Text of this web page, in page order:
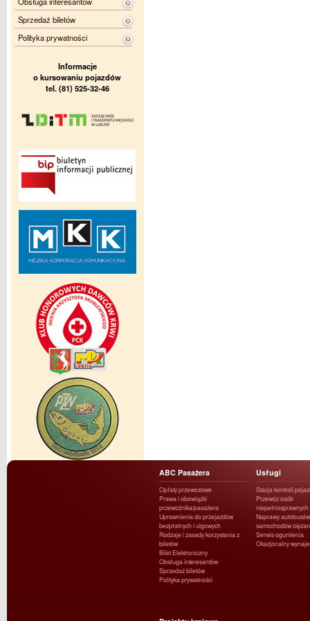
Sprzedaż biletów
Polityka prywatności
Informacje
o kursowaniu pojazdów
tel. (81) 525-32-46
ABC Pasażera
Opłaty przewozowe
Prawa i obowiązki
przewoźnika/pasażera
Uprawnienia do przejazdów
bezpłatnych i ulgowych
Rodzaje i zasady korzystania z
biletów
Bilet Elektroniczny
Obsługa interesantów
Sprzedaż biletów
Polityka prywatności
Usługi
Stacja kontroli
Przewóz osób
niepełnosprawnych
Naprawy
samochodów
Serwis ogumienia
Okazjonalny